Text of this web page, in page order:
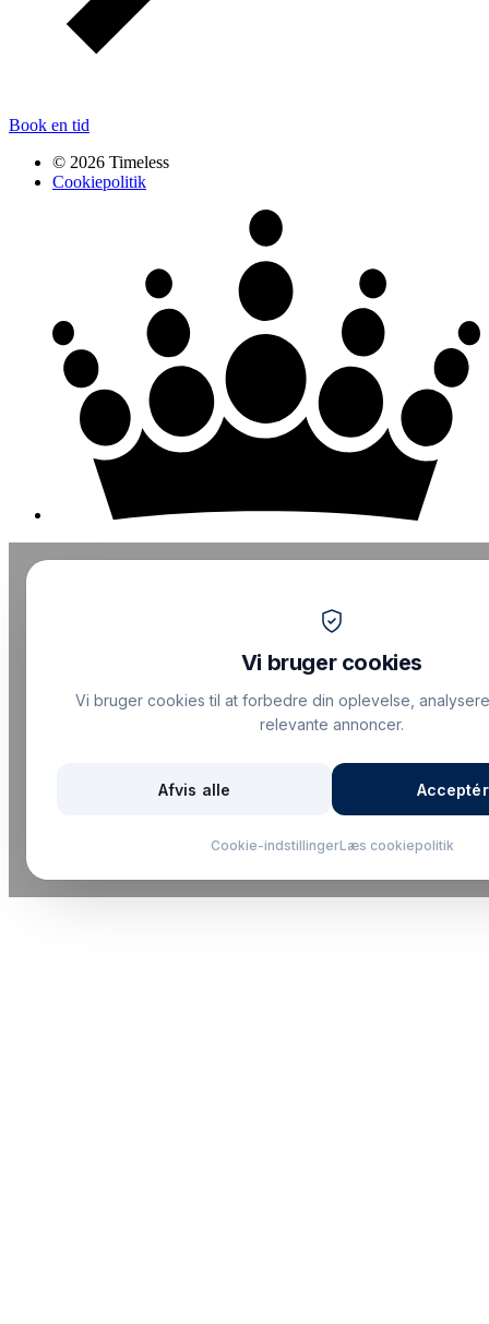
Book en tid
© 2026 Timeless
Cookiepolitik